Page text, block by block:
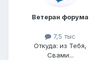
Ветеран форума
7,5 тыс
Откуда: из Тебя,
Свами...